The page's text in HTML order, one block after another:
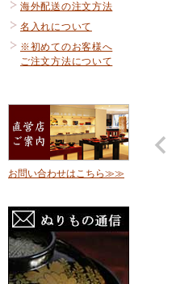
海外配送の注文方法
名入れについて
※初めてのお客様へ
ご注文方法について
お問い合わせはこちら≫≫